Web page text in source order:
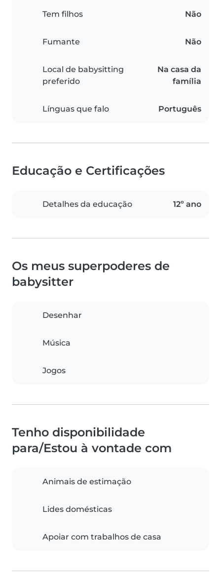
Tem filhos Não
Fumante Não
Local de babysitting
preferido
Na casa da
família
Línguas que falo Português
Educação e Certificações
Detalhes da educação 12º ano
Os meus superpoderes de
babysitter
Desenhar
Música
Jogos
Tenho disponibilidade
para/Estou à vontade com
Animais de estimação
Lides domésticas
Apoiar com trabalhos de casa